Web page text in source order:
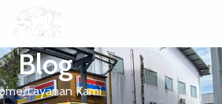
Blog
Layanan Kami